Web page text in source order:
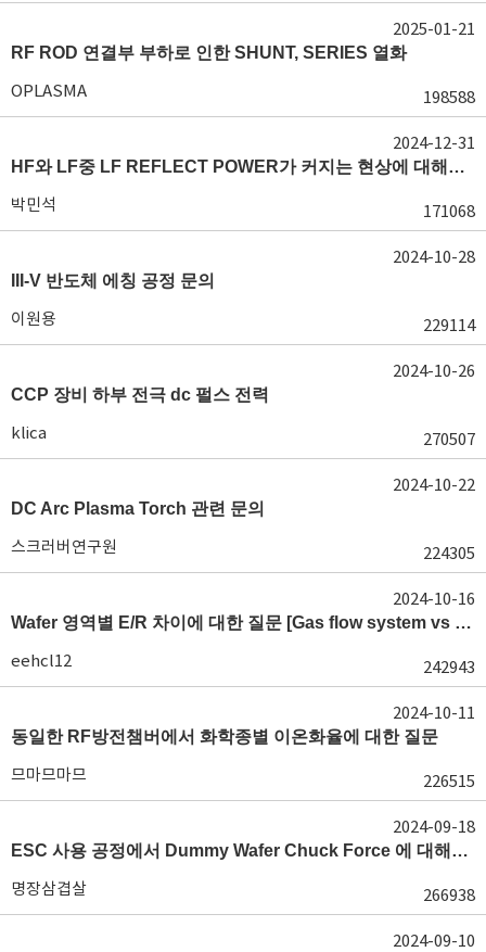
RF ROD 연결부 부하로 인한 SHUNT, SERIES 열화
OPLASMA 198588
2025-01-21
HF와 LF중 LF REFLECT POWER가 커지는 현상에 대해서 도움이 필요합니다.
박민석 171068
2024-12-31
III-V 반도체 에칭 공정 문의
이원용 229114
2024-10-28
CCP 장비 하부 전극 dc 펄스 전력
klica 270507
2024-10-26
DC Arc Plasma Torch 관련 문의
스크러버연구원 224305
2024-10-22
Wafer 영역별 E/R 차이에 대한 질문 [Gas flow system vs E/R]
eehcl12 242943
2024-10-16
동일한 RF방전챔버에서 화학종별 이온화율에 대한 질문
므마므마므 226515
2024-10-11
ESC 사용 공정에서 Dummy Wafer Chuck Force 에 대해서 궁급합니다
명장삼겹살 266938
2024-09-18
2024-09-10